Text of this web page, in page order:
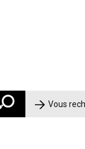
Rechercher :